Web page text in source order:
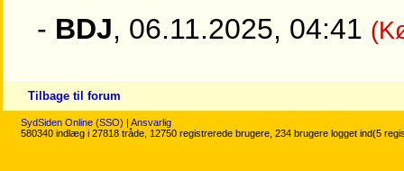
- BDJ, 06.11.2025, 04:41
Tilbage til forum
SydSiden Online (SSO) | Ansvarlig
580340 indlæg i 27818 tråde, 12750 registrerede brugere, 234 brugere logget ind(5